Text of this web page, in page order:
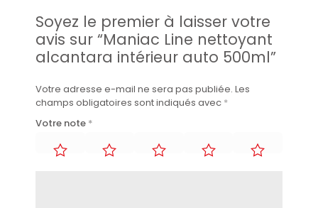
Soyez le premier à laisser votre
avis sur “Maniac Line nettoyant
alcantara intérieur auto 500ml”
Votre adresse e-mail ne sera pas publiée. Les
champs obligatoires sont indiqués avec *
Votre note *